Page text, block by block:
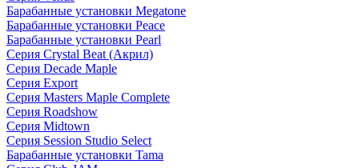
Барабанные установки Megatone
Барабанные установки Peace
Барабанные установки Pearl
Серия Crystal Beat (Акрил)
Серия Decade Maple
Серия Export
Серия Masters Maple Complete
Серия Roadshow
Серия Midtown
Серия Session Studio Select
Барабанные установки Tama